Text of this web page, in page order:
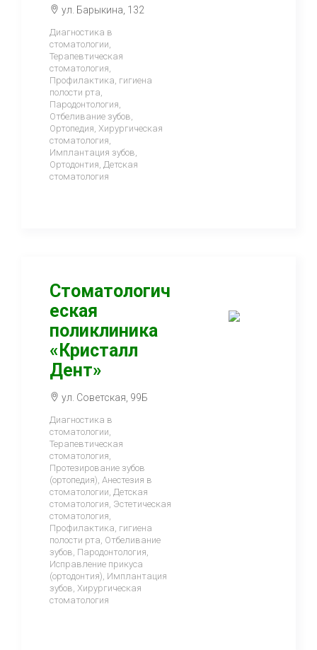
ул. Барыкина, 132
Диагностика в
стоматологии,
Терапевтическая
стоматология,
Профилактика, гигиена
полости рта,
Пародонтология,
Отбеливание зубов,
Ортопедия, Хирургическая
стоматология,
Имплантация зубов,
Ортодонтия, Детская
стоматология
Стоматологич
еская
поликлиника
«Кристалл
Дент»
ул. Советская, 99Б
Диагностика в
стоматологии,
Терапевтическая
стоматология,
Протезирование зубов
(ортопедия), Анестезия в
стоматологии, Детская
стоматология, Эстетическая
стоматология,
Профилактика, гигиена
полости рта, Отбеливание
зубов, Пародонтология,
Исправление прикуса
(ортодонтия), Имплантация
зубов, Хирургическая
стоматология